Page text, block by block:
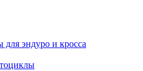
эндуро и кросса